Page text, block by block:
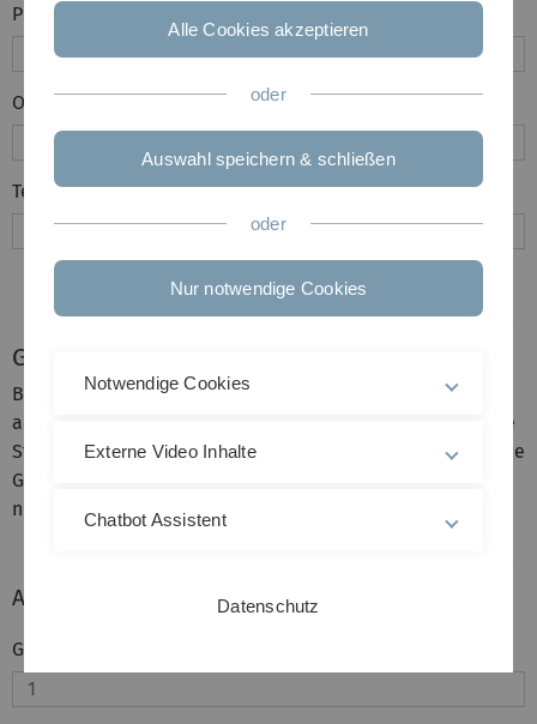
Personengruppe
Organisationseinheit (Institut/Abteilung/Klinik)
Telefonnummer
Geräte
Bitte wählen Sie aus der Drop-Down-Auswahl das Gerät
aus, dass Sie leihen wollen und geben Sie die gewünschte
Stückzahl an. Sie haben die Möglichkeit zwei verschiedene
Geräte auszuwählen. Wenn Sie weitere Geräte wünschen
nutzen Sie bitte das Freitextfeld.
Auswahl
Gewünschte Anzahl
Alle Cookies akzeptieren
oder
Auswahl speichern & schließen
oder
Nur notwendige Cookies
Notwendige Cookies
Externe Video Inhalte
Chatbot Assistent
Datenschutz